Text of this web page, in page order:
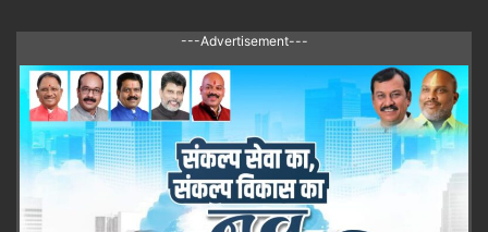
---Advertisement---